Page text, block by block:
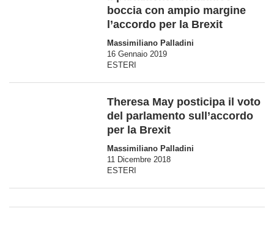
boccia con ampio margine
l’accordo per la Brexit
Massimiliano Palladini
16 Gennaio 2019
ESTERI
Theresa May posticipa il voto
del parlamento sull’accordo
per la Brexit
Massimiliano Palladini
11 Dicembre 2018
ESTERI